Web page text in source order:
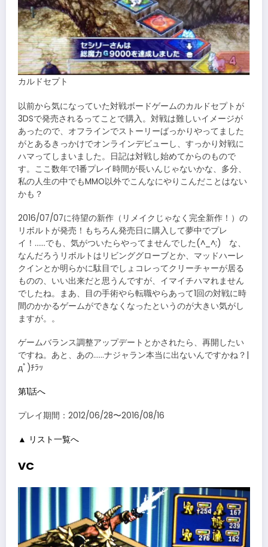
カルドセプト
以前から気になっていた対戦ボードゲームのカルドセプトが
3DSで発売されるってことで購入。対戦は難しいイメージが
あったので、オフラインでストーリーばっかりやってました
がとあるきっかけでオンラインデビューし、すっかり対戦に
ハマってしまいました。日記は対戦し始めてからのもので
す。ここ数年で1番プレイ時間が長いんじゃないかな、多分、
私の人生の中でもMMO以外でこんなにやりこんだことはない
かも？
2016/07/07に待望の新作（リメイクじゃなく完全新作！）の
リボルトが発売！もちろん発売日に購入して夢中でプレ
イ！……でも、気がついたらやってませんでした(^_^;) な、
なんだろうリボルトはリビンググローブとか、マッドハーレ
クインとか明らかに駄目でしょコレってクリーチャーが居る
ものの、いい出来だと思うんですが、イマイチハマれません
でしたね。まあ、目の手術やら転職やらあって1回の対戦に時
間のかかるゲームができなくなったというのが大きい気がし
ますが。。
ゲームバランス調整アップデートとかされたら、再開したい
ですね。あと、あの……ナジャラン本当に出ないんですかね？|
дﾟ)ﾁﾗｯ
第1話へ
プレイ期間：2012/06/28〜2016/08/16
▲ リスト一覧へ
VC